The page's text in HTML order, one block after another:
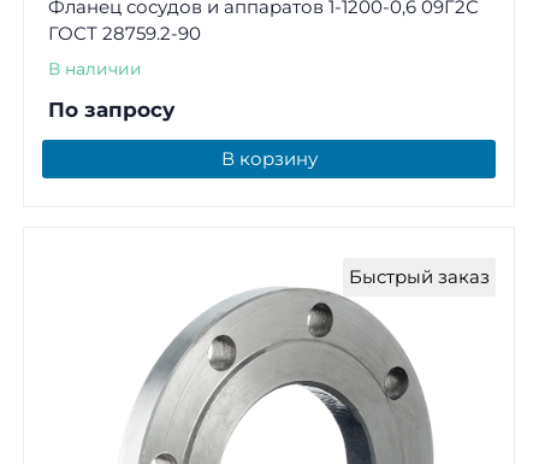
Фланец сосудов и аппаратов 1-1200-0,6 09Г2С
ГОСТ 28759.2-90
В наличии
По запросу
В корзину
Быстрый заказ